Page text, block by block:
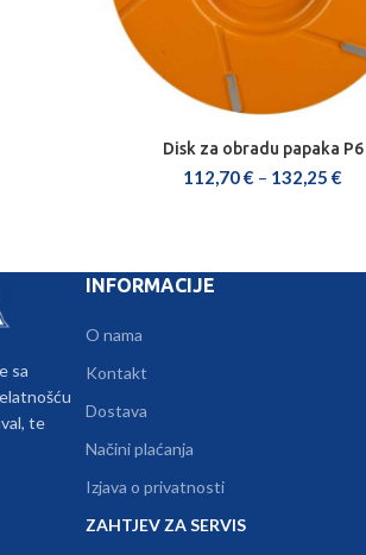
ODABERI OPCIJE
Disk za obradu papaka P6
112,70€ – 132,25 €
sa
te
INFORMACIJE
O nama
Kontakt
Dostava
Načini plaćanja
Izjava o privatnosti
ZAHTJEV ZA SERVIS